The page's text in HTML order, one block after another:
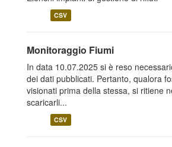
CSV
Monitoraggio Fiumi
In data 10.07.2025 si è reso
dei dati pubblicati. Pertanto, qualora
visionati prima della stessa, si ritiene
scaricarli...
CSV